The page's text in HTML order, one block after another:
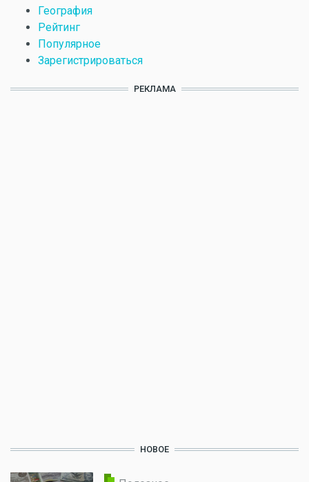
География
Рейтинг
Популярное
Зарегистрироваться
РЕКЛАМА
НОВОЕ